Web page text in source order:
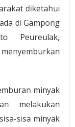
diketahui
di Gampong
Peureulak,
minyak
melakukan
sisa minyak